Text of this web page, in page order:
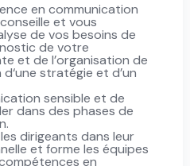
en communication
et vous
de vos besoins de
de votre
et de l’organisation de
stratégie et d’un
sensible et de
dans des phases de
dirigeants dans leur
et forme les équipes
en